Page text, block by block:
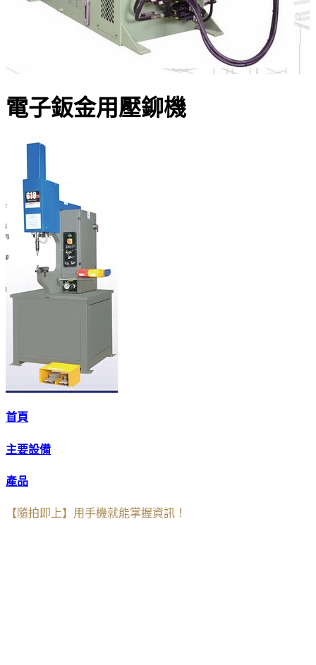
電子鈑金用壓鉚機
首頁
主要設備
產品
【隨拍即上】用手機就能掌握資訊！